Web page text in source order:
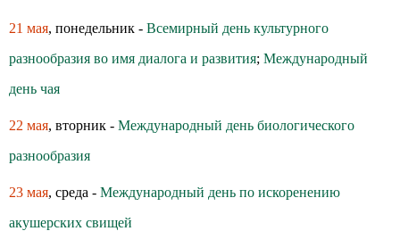
21 мая, понедельник - Всемирный день культурного
разнообразия во имя диалога и развития; Международный
день чая
22 мая, вторник - Международный день биологического
разнообразия
23 мая, среда - Международный день по искоренению
акушерских свищей